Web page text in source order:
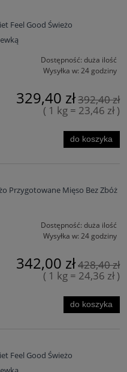
Feel Good Świeżo
Dostępność: duża ilość
Wysyłka w: 24 godziny
329,40 zł392,40 zł
( 1 kg = 23,46 zł )
do koszyka
Przygotowane Mięso Bez Zbóż
Dostępność: duża ilość
Wysyłka w: 24 godziny
342,00 zł428,40 zł
( 1 kg = 24,36 zł )
do koszyka
Feel Good Świeżo